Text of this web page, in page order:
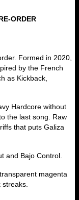
ORDER
Formed in 2020,
by the French
as Kickback,
Hardcore without
the last song. Raw
that puts Galiza
and Bajo Control.
magenta